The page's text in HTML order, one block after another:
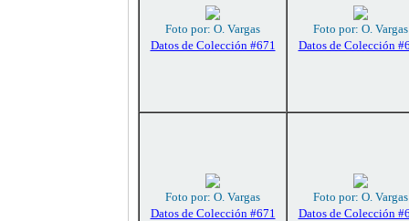
Foto por: O. Vargas
Datos de Colección #671
Foto por: O. Vargas
Datos de Colección
Foto por: O. Vargas
Datos de Colección #671
Foto por: O. Vargas
Datos de Colección